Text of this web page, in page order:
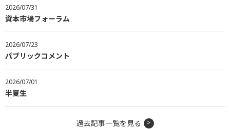
2026/07/31
資本市場フォーラム
2026/07/23
パブリックコメント
2026/07/01
半夏生
過去記事一覧を見る